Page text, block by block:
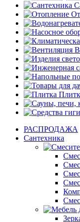
РАСПРОДАЖА
Сантехника